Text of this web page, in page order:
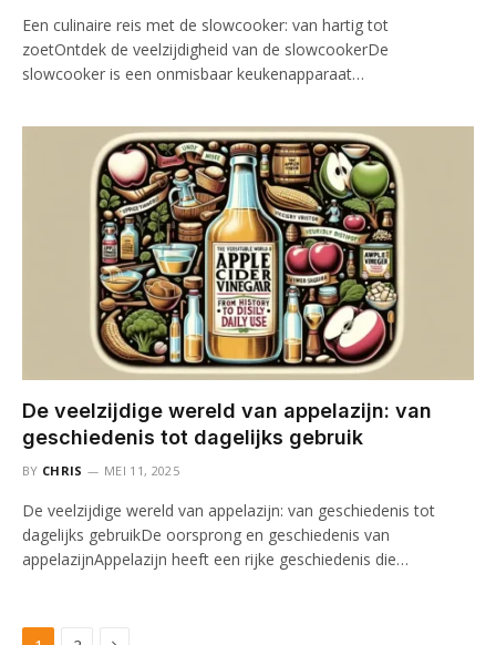
Een culinaire reis met de slowcooker: van hartig tot
zoetOntdek de veelzijdigheid van de slowcookerDe
slowcooker is een onmisbaar keukenapparaat…
De veelzijdige wereld van appelazijn: van
geschiedenis tot dagelijks gebruik
BY CHRIS MEI 11, 2025
De veelzijdige wereld van appelazijn: van geschiedenis tot
dagelijks gebruikDe oorsprong en geschiedenis van
appelazijnAppelazijn heeft een rijke geschiedenis die…